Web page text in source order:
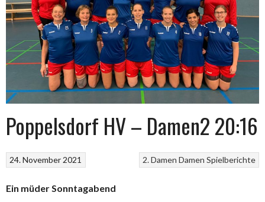
Poppelsdorf HV – Damen2 20:16
2. Damen Damen Spielberichte
24. November 2021
Ein müder Sonntagabend